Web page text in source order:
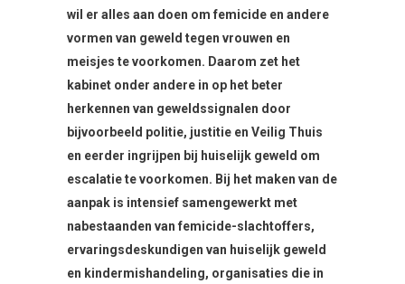
wil er alles aan doen om femicide en andere
vormen van geweld tegen vrouwen en
meisjes te voorkomen. Daarom zet het
kabinet onder andere in op het beter
herkennen van geweldssignalen door
bijvoorbeeld politie, justitie en Veilig Thuis
en eerder ingrijpen bij huiselijk geweld om
escalatie te voorkomen. Bij het maken van de
aanpak is intensief samengewerkt met
nabestaanden van femicide-slachtoffers,
ervaringsdeskundigen van huiselijk geweld
en kindermishandeling, organisaties die in